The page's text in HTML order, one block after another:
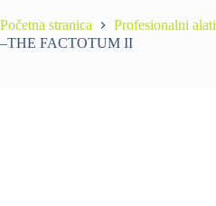
Početna stranica
Profesionalni alati
–THE FACTOTUM II